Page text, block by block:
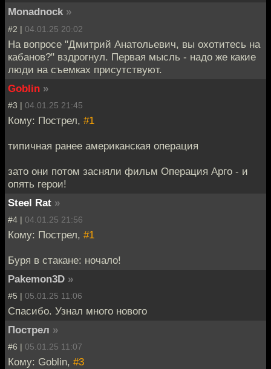
Monadnock »
#2 | 04.01.25 20:02
На вопросе "Дмитрий Анатольевич, вы охотитесь на
кабанов?" вздрогнул. Первая мысль - надо же какие
люди на съемках присутствуют.
Goblin »
#3 | 04.01.25 21:45
Кому: Пострел, #1
типичная ранее американская операция
зато они потом засняли фильм Операция Арго - и
опять герои!
Steel Rat »
#4 | 04.01.25 21:56
Кому: Пострел, #1
Буря в стакане: ночало!
Pakemon3D »
#5 | 05.01.25 11:06
Спасибо. Узнал много нового
Пострел »
#6 | 05.01.25 11:07
Кому: Goblin, #3